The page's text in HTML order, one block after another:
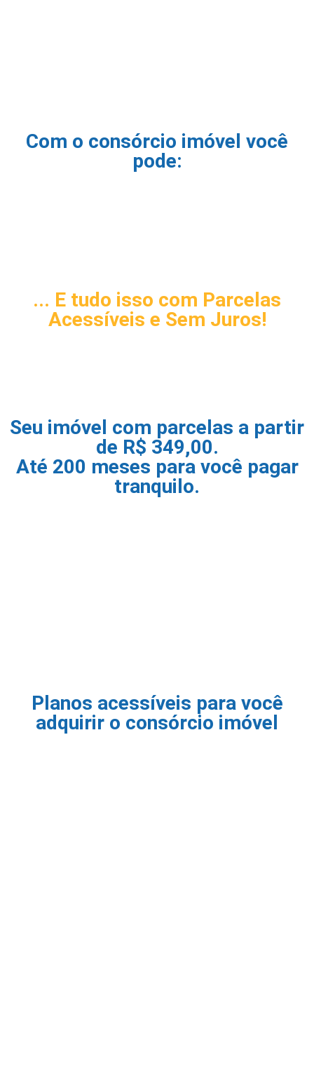
Com o consórcio imóvel você
pode:
... E tudo isso com Parcelas
Acessíveis e Sem Juros!
Seu imóvel com parcelas a partir
de R$ 349,00.
Até 200 meses para você pagar
tranquilo.
Planos acessíveis para você
adquirir o consórcio imóvel